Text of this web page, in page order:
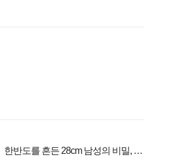
한반도를 흔든 28cm 남성의 비밀, 매